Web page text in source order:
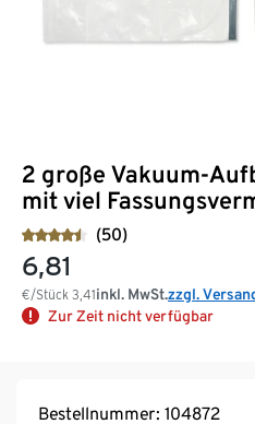
2 große Vakuum-
mit viel
(50)
6,81
€/Stück 3,41inkl. MwSt.zzgl.
Zur Zeit nicht verfügbar
Bestellnummer: 104872